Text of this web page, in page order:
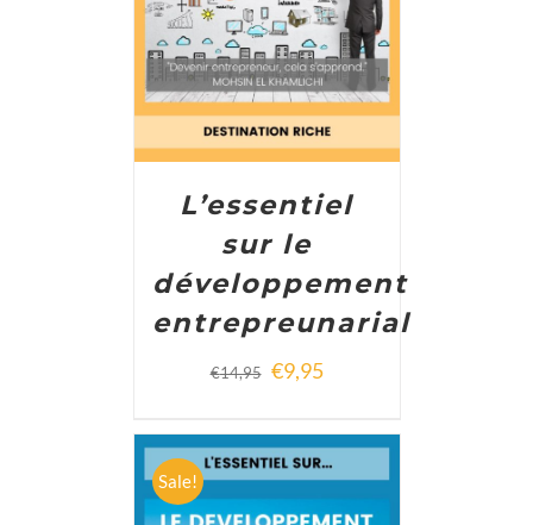
L’essentiel
sur le
développement
entrepreunarial
€14,95 €9,95
Sale!